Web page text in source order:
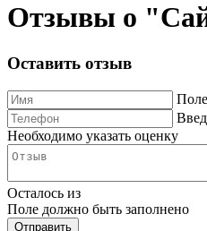
Отзывы о
Оставить отзыв
Необходимо указать оценку
Осталось из
Поле должно быть заполнено